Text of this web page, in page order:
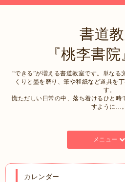
書道
『桃李書
“できる”が増える書道教室です。単なる
くりと墨を磨り、筆や和紙など道具を
す。
慌ただしい日常の中、落ち着けるひと時
すように…。
メニュー
カレンダー